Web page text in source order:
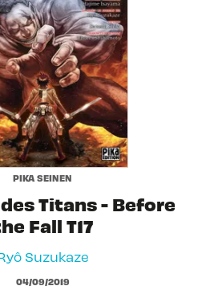
PIKA SEINEN
Titans - Before
Fall T17
Suzukaze
04/09/2019